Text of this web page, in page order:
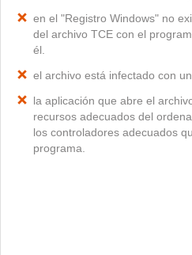
en el "Registro Windows" no
del archivo TCE con el
él.
el archivo está infectado con
la aplicación que abre el
recursos adecuados del
los controladores adecuados
programa.